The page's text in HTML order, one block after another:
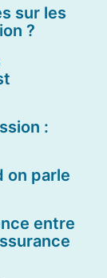
sur les
?
:
on parle
entre